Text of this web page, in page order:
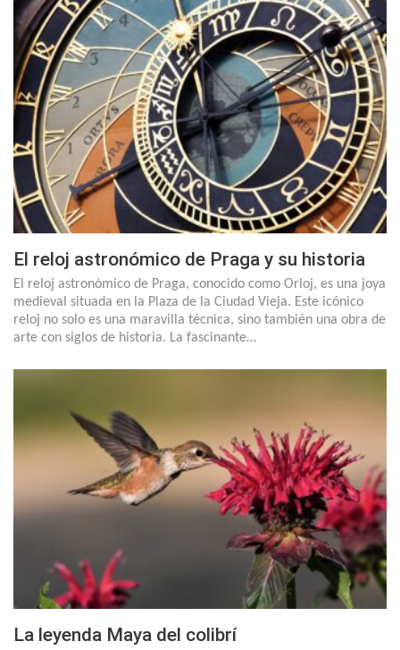
El reloj astronómico de Praga y su historia
El reloj astronómico de Praga, conocido como Orloj, es una joya
medieval situada en la Plaza de la Ciudad Vieja. Este icónico
reloj no solo es una maravilla técnica, sino también una obra de
arte con siglos de historia. La fascinante…
La leyenda Maya del colibrí